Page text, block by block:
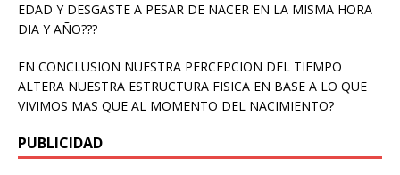
EDAD Y DESGASTE A PESAR DE NACER EN LA MISMA HORA
DIA Y AÑO???
EN CONCLUSION NUESTRA PERCEPCION DEL TIEMPO
ALTERA NUESTRA ESTRUCTURA FISICA EN BASE A LO QUE
VIVIMOS MAS QUE AL MOMENTO DEL NACIMIENTO?
PUBLICIDAD